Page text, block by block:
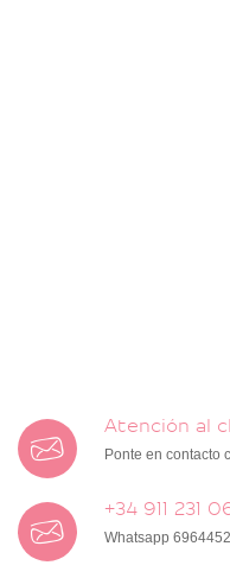
Atención al
Ponte en contacto
+34 911 231
Whatsapp